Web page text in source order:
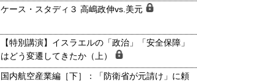
ケース・スタディ３ 高嶋政伸vs.美元
【特別講演】イスラエルの「政治」「安全保障」
はどう変遷してきたか（上）
国内航空産業編［下］：「防衛省が元請け」に頼